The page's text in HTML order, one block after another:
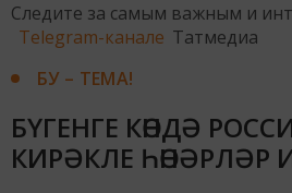
Следите за самым важным и
Telegram-канале Татмедиа
БУ – ТЕМА!
БҮГЕНГЕ КӨНДӘ
КИРӘКЛЕ ҺӨНӘРЛӘР